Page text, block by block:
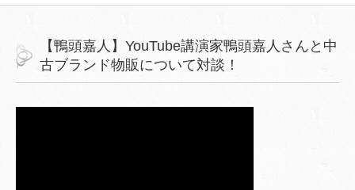
【鴨頭嘉人】YouTube講演家鴨頭嘉人さんと中
古ブランド物販について対談！